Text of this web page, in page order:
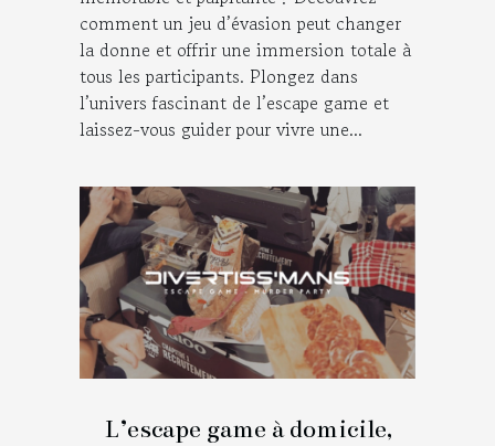
comment un jeu d’évasion peut changer
la donne et offrir une immersion totale à
tous les participants. Plongez dans
l’univers fascinant de l’escape game et
laissez-vous guider pour vivre une...
L’escape game à domicile,